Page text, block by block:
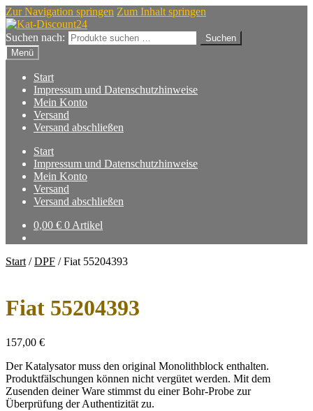
Zur Navigation springen Zum Inhalt springen
Suchen nach:
Suchen
Menü
Start
Impressum und Datenschutzhinweise
Mein Konto
Versand
Versand abschließen
Start
Impressum und Datenschutzhinweise
Mein Konto
Versand
Versand abschließen
0,00 € 0 Artikel
Start /DPF /Fiat 55204393
Fiat 55204393
157,00 €
Der Katalysator muss den original Monolithblock enthalten.
Produktfälschungen können nicht vergütet werden. Mit dem
Zusenden deiner Ware stimmst du einer Bohr-Probe zur
Überprüfung der Authentizität zu.